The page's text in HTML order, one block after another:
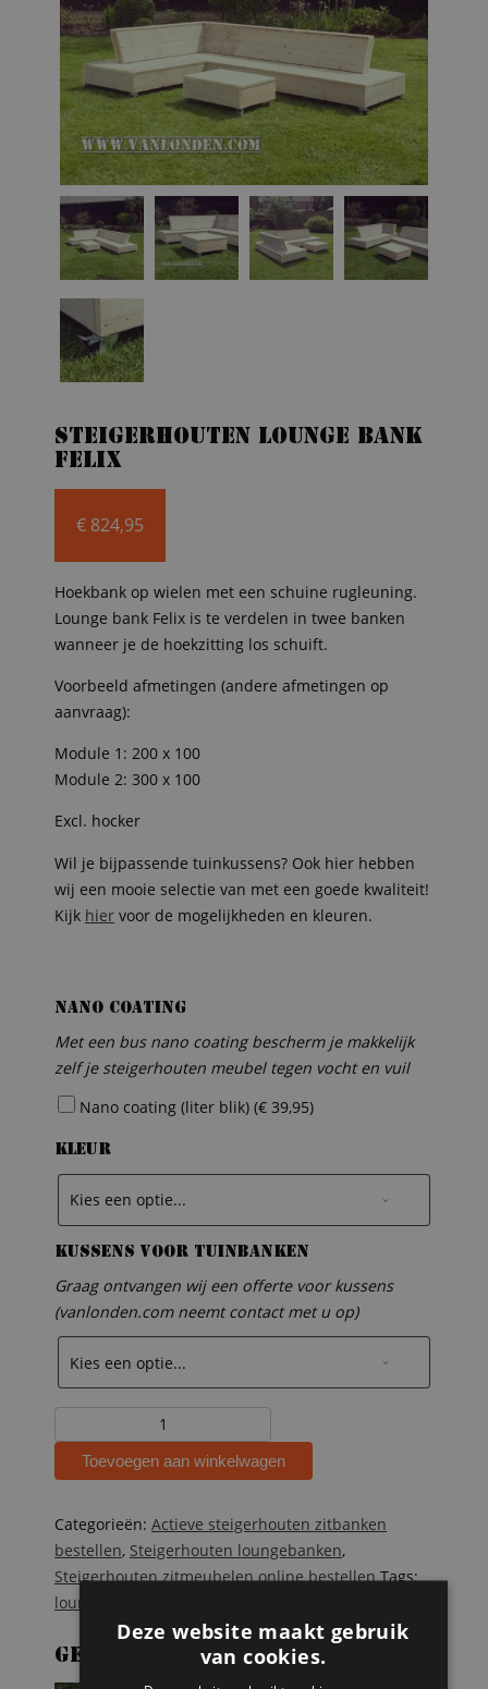
Steigerhouten lounge bank
Felix
€ 824,95
Hoekbank op wielen met een schuine rugleuning.
Lounge bank Felix is te verdelen in twee banken
wanneer je de hoekzitting los schuift.
Voorbeeld afmetingen (andere afmetingen op
aanvraag):
Module 1: 200 x 100
Module 2: 300 x 100
Excl. hocker
Wil je bijpassende tuinkussens? Ook hier hebben
wij een mooie selectie van met een goede kwaliteit!
Kijk hier voor de mogelijkheden en kleuren.
Nano coating
Met een bus nano coating bescherm je makkelijk
zelf je steigerhouten meubel tegen vocht en vuil
Nano coating (liter blik) (€ 39,95)
Kleur
Kussens voor tuinbanken
Graag ontvangen wij een offerte voor kussens
(vanlonden.com neemt contact met u op)
lounge
bank
aantal
Toevoegen aan winkelwagen
Categorieën: Actieve steigerhouten zitbanken
bestellen, Steigerhouten loungebanken,
Steigerhouten zitmeubelen online bestellen Tags:
loungebank
Gerelateerde producten
Deze website maakt gebruik
van cookies.